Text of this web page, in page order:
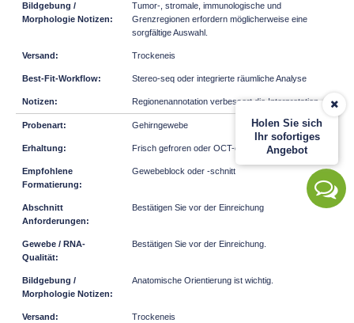
Holen Sie sich
Ihr sofortiges
Angebot
Tumor-, stromale, immunologische und
Grenzregionen erfordern möglicherweise eine
sorgfältige Auswahl.
Trockeneis
Stereo-seq oder integrierte räumliche Analyse
Regionenannotation verbessert die Interpretation
Gehirngewebe
Frisch gefroren oder OCT-eingebettet
Gewebeblock oder -schnitt
Bestätigen Sie vor der Einreichung
Bestätigen Sie vor der Einreichung.
Anatomische Orientierung ist wichtig.
Trockeneis